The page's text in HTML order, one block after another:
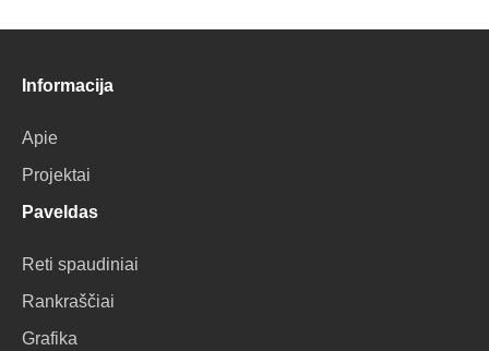
Informacija
Apie
Projektai
Paveldas
Reti spaudiniai
Rankraščiai
Grafika